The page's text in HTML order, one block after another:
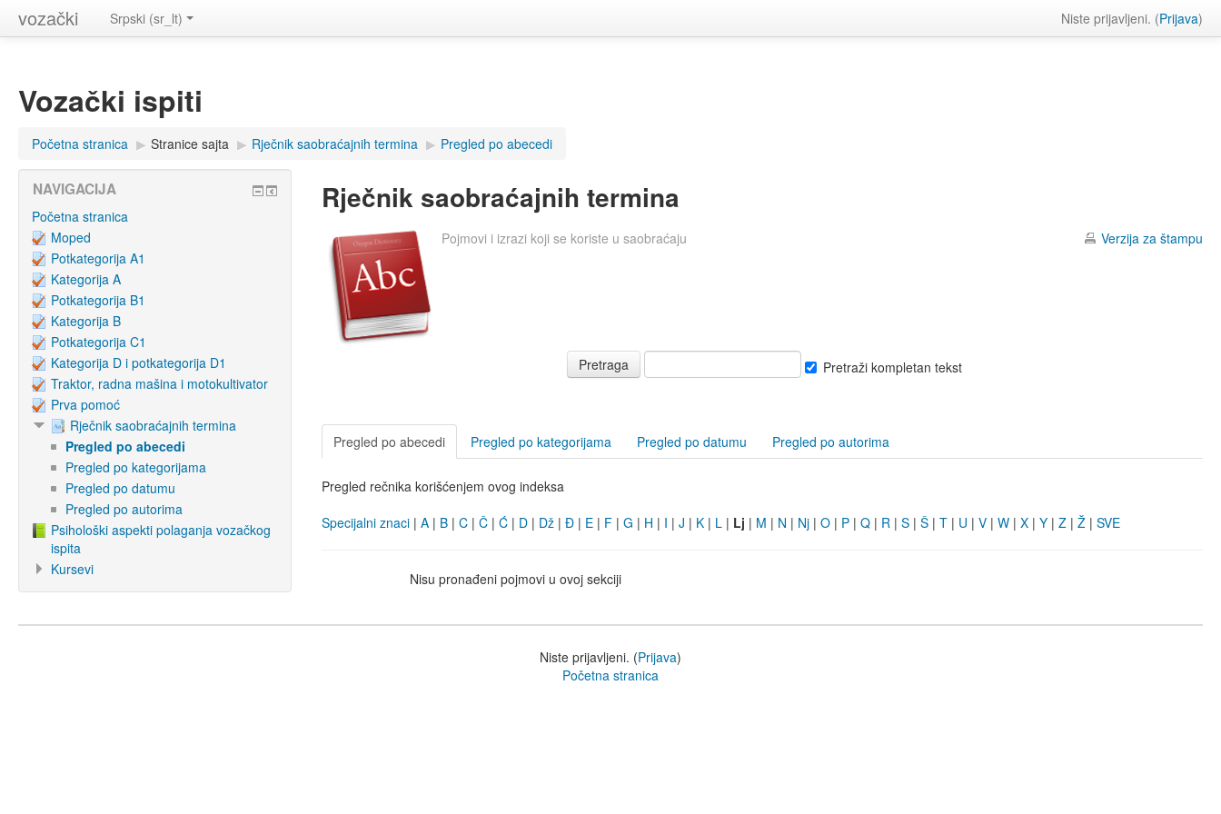
vozački Niste prijavljeni. (Prijava)
Srpski (sr_lt)
Vozački ispiti
Početna stranica ▶ Stranice sajta ▶ Rječnik saobraćajnih termina ▶ Pregled po abecedi
Rječnik saobraćajnih termina
Verzija za štampu
Pojmovi i izrazi koji se koriste u saobraćaju
Pretraži kompletan tekst
Pregled po abecedi Pregled po kategorijama Pregled po datumu Pregled po autorima
Pregled rečnika korišćenjem ovog indeksa
Specijalni znaci |A | B |C |Č |Ć | D | Dž |Đ | E | F |G | H | I |J | K | L | Lj | M | N | Nj |O | P |Q | R |S |Š |T | U |V |W |X |Y |Z |Ž |SVE
Nisu pronađeni pojmovi u ovoj sekciji
NAVIGACIJA
Početna stranica
Moped
Potkategorija A1
Kategorija A
Potkategorija B1
Kategorija B
Potkategorija C1
Kategorija D i potkategorija D1
Traktor, radna mašina i motokultivator
Prva pomoć
Rječnik saobraćajnih termina
Pregled po abecedi
Pregled po kategorijama
Pregled po datumu
Pregled po autorima
Psihološki aspekti polaganja vozačkog
ispita
Kursevi
Niste prijavljeni. (Prijava)
Početna stranica